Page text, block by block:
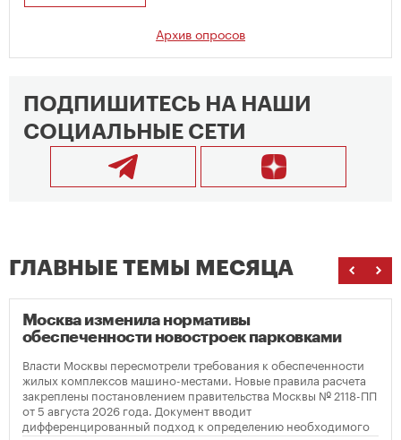
Архив опросов
ПОДПИШИТЕСЬ НА НАШИ
СОЦИАЛЬНЫЕ СЕТИ
ГЛАВНЫЕ ТЕМЫ МЕСЯЦА
Москва изменила нормативы
обеспеченности новостроек парковками
Власти Москвы пересмотрели требования к обеспеченности
жилых комплексов машино-местами. Новые правила расчета
закреплены постановлением правительства Москвы № 2118-ПП
от 5 августа 2026 года. Документ вводит
дифференцированный подход к определению необходимого